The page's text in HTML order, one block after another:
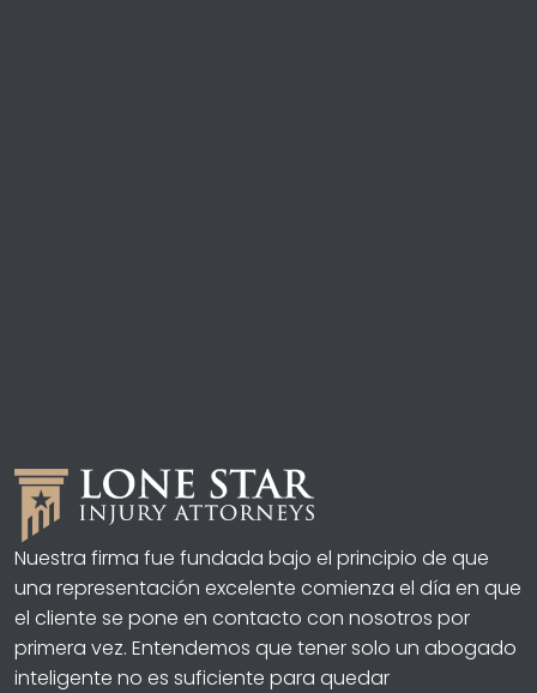
Nuestra firma fue fundada bajo el principio de que
una representación excelente comienza el día en que
el cliente se pone en contacto con nosotros por
primera vez. Entendemos que tener solo un abogado
inteligente no es suficiente para quedar